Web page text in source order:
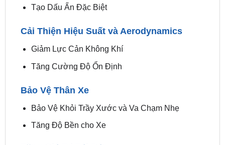
Cải Thiện Ngoại Hình và Phong Cách
Tăng Phong Cách
Tạo Dấu Ấn Đặc Biệt
Cải Thiện Hiệu Suất và Aerodynamics
Giảm Lực Cản Không Khí
Tăng Cường Độ Ổn Định
Bảo Vệ Thân Xe